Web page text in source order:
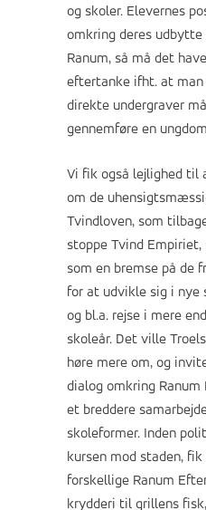
og skoler. Elevernes
omkring deres
Ranum, så må det
eftertanke ifht. at man
direkte undergraver
gennemføre en
Vi fik også lejlighed
om de
Tvindloven, som
stoppe Tvind
som en bremse på de
for at udvikle sig i nye
og bl.a. rejse i mere
skoleår. Det ville
høre mere om, og
dialog omkring
et breddere
skoleformer. Inden
kursen mod staden,
forskellige Ranum
krydderi til grillens